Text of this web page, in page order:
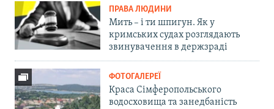
ПРАВА ЛЮДИНИ
Мить – і ти шпигун. Як у
кримських судах розглядають
звинувачення в держзраді
ФОТОГАЛЕРЕЇ
Краса Сімферопольського
водосховища та занедбаність